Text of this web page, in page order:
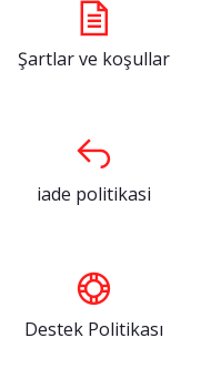
Şartlar ve koşullar
iade politikasi
Destek Politikası